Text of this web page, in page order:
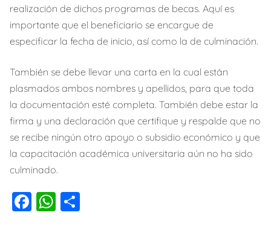
realización de dichos programas de becas. Aquí es
importante que el beneficiario se encargue de
especificar la fecha de inicio, así como la de culminación.
También se debe llevar una carta en la cual están
plasmados ambos nombres y apellidos, para que toda
la documentación esté completa. También debe estar la
firma y una declaración que certifique y respalde que no
se recibe ningún otro apoyo o subsidio económico y que
la capacitación académica universitaria aún no ha sido
culminado.
F
W